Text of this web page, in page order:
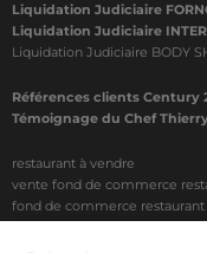
Liquidation Judiciaire
Liquidation Judiciaire
Liquidation Judiciaire BODY
Références clients Century
Témoignage du Chef
restaurant à vendre
vente fond de commerce
fond de commerce restaurant